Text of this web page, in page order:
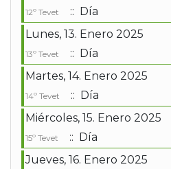
12º Tevet
:: Día
Lunes, 13. Enero 2025
13º Tevet
:: Día
Martes, 14. Enero 2025
14º Tevet
:: Día
Miércoles, 15. Enero 2025
15º Tevet
:: Día
Jueves, 16. Enero 2025